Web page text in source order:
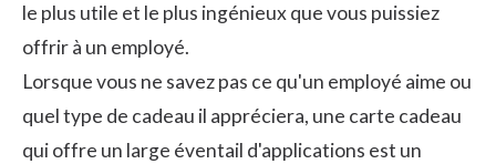
le plus utile et le plus ingénieux que vous puissiez
offrir à un employé.
Lorsque vous ne savez pas ce qu'un employé aime ou
quel type de cadeau il appréciera, une carte cadeau
qui offre un large éventail d'applications est un